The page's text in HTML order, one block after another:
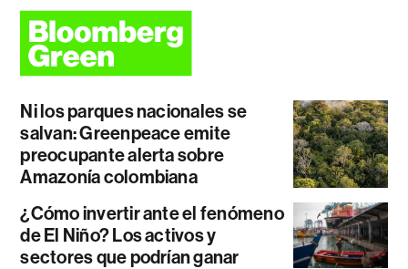
Ni los parques nacionales se
salvan: Greenpeace emite
preocupante alerta sobre
Amazonía colombiana
¿Cómo invertir ante el fenómeno
de El Niño? Los activos y
sectores que podrían ganar